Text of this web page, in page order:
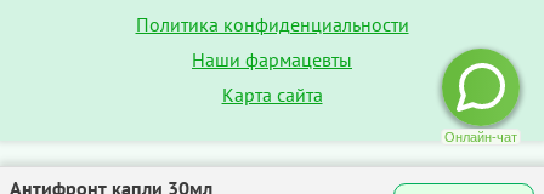
Антифронт капли 30мл
Политика конфиденциальности
Наши фармацевты
Карта сайта